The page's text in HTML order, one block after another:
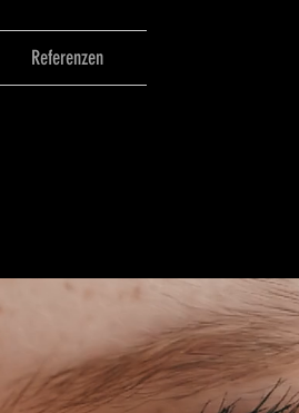
Referenzen